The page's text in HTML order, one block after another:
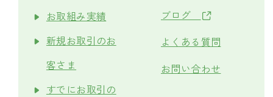
お取組み実績
新規お取引のお
客さま
すでにお取引の
ブログ
よくある質問
お問い合わせ